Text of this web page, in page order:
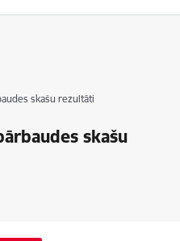
skašu rezultāti
skašu